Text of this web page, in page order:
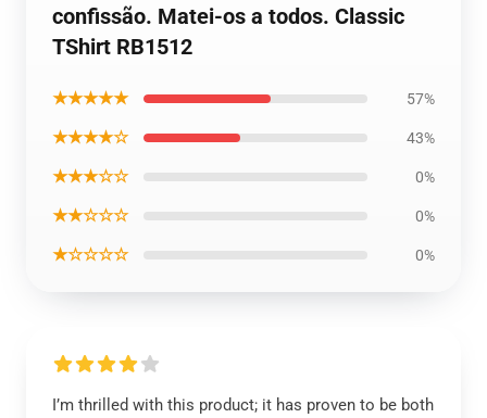
confissão. Matei-os a todos. Classic
TShirt RB1512
★★★★★ 57%
★★★★☆ 43%
★★★☆☆ 0%
★★☆☆☆ 0%
★☆☆☆☆ 0%
I’m thrilled with this product; it has proven to be both